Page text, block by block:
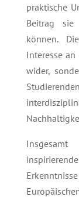
praktische
Beitrag sie
können.
Interesse
wider,